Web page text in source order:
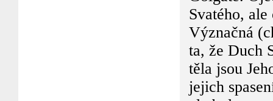
Svatého,
Význačná
ta, že Duch
těla jsou
jejich